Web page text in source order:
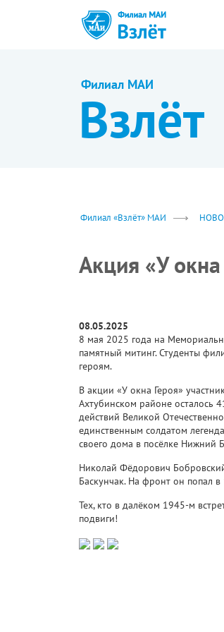
Филиал МАИ
Взлёт
Филиал «Взлёт» МАИ
Акция «У окна
08.05.2025
8 мая 2025 года на
памятный митинг. Студенты
героям.
В акции «У окна Героя»
Ахтубинском районе осталось
действий Великой
единственным солдатом
своего дома в посёлке Нижний
Николай Фёдорович
Баскунчак. На фронт он попал
Тех, кто в далёком 1945-м
подвиги!